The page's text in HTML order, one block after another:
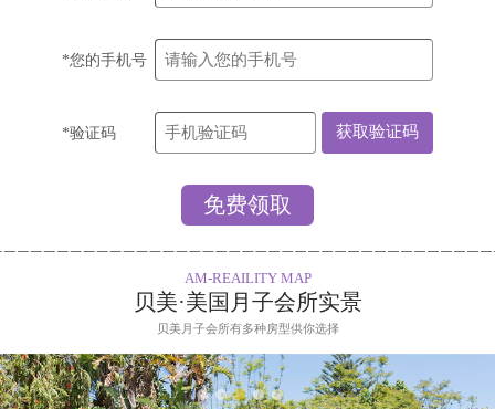
*您的手机号
*验证码
AM-REAILITY MAP
贝美·美国月子会所实景
贝美月子会所有多种房型供你选择